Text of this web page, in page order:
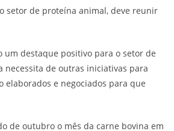
setor de proteína animal, deve reunir
um destaque positivo para o setor de
necessita de outras iniciativas para
elaborados e negociados para que
de outubro o mês da carne bovina em